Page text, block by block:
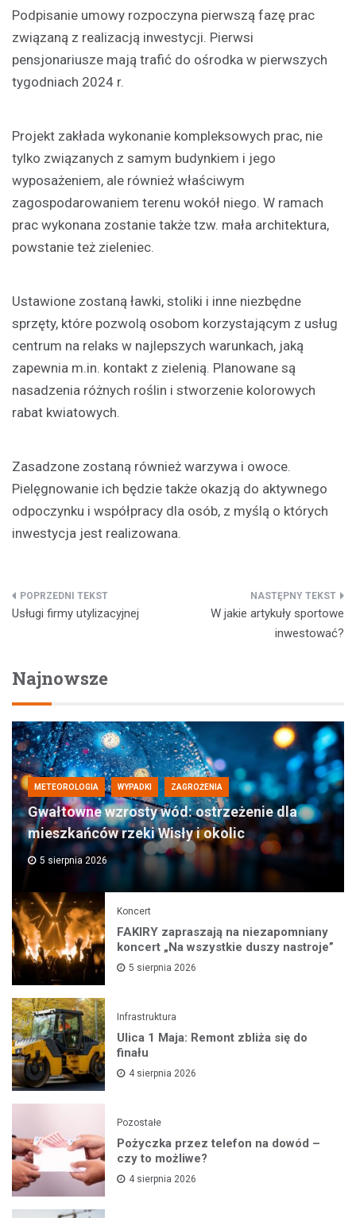
Podpisanie umowy rozpoczyna pierwszą fazę prac
związaną z realizacją inwestycji. Pierwsi
pensjonariusze mają trafić do ośrodka w pierwszych
tygodniach 2024 r.
Projekt zakłada wykonanie kompleksowych prac, nie
tylko związanych z samym budynkiem i jego
wyposażeniem, ale również właściwym
zagospodarowaniem terenu wokół niego. W ramach
prac wykonana zostanie także tzw. mała architektura,
powstanie też zieleniec.
Ustawione zostaną ławki, stoliki i inne niezbędne
sprzęty, które pozwolą osobom korzystającym z usług
centrum na relaks w najlepszych warunkach, jaką
zapewnia m.in. kontakt z zielenią. Planowane są
nasadzenia różnych roślin i stworzenie kolorowych
rabat kwiatowych.
Zasadzone zostaną również warzywa i owoce.
Pielęgnowanie ich będzie także okazją do aktywnego
odpoczynku i współpracy dla osób, z myślą o których
inwestycja jest realizowana.
Nawigacja
Usługi firmy utylizacyjnej
W jakie artykuły sportowe
inwestować?
Najnowsze
METEOROLOGIA WYPADKI ZAGROŻENIA
Gwałtowne wzrosty wód: ostrzeżenie dla
mieszkańców rzeki Wisły i okolic
5 sierpnia 2026
Koncert
FAKIRY zapraszają na niezapomniany
koncert „Na wszystkie duszy nastroje”
5 sierpnia 2026
Infrastruktura
Ulica 1 Maja: Remont zbliża się do
finału
4 sierpnia 2026
Pozostałe
Pożyczka przez telefon na dowód –
czy to możliwe?
4 sierpnia 2026